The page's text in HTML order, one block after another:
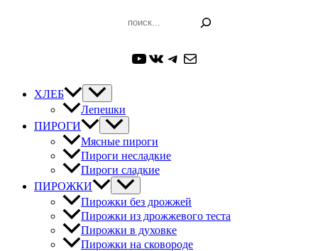
YouTube
ВКонтакте
Telegram
Почта
ХЛЕБ
Лепешки
ПИРОГИ
Мясные пироги
Пироги несладкие
Пироги сладкие
ПИРОЖКИ
Пирожки без дрожжей
Пирожки из дрожжевого теста
Пирожки в духовке
Пирожки на сковороде